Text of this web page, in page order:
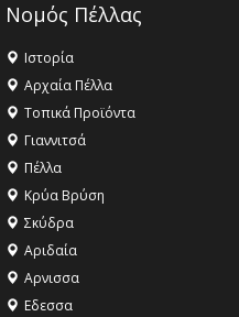
Νομός Πέλλας
Ιστορία
Αρχαία Πέλλα
Τοπικά Προϊόντα
Γιαννιτσά
Πέλλα
Κρύα Βρύση
Σκύδρα
Αριδαία
Aρνισσα
Eδεσσα